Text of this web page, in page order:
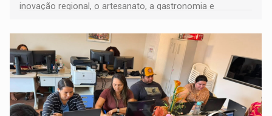
inovação regional, o artesanato, a gastronomia e